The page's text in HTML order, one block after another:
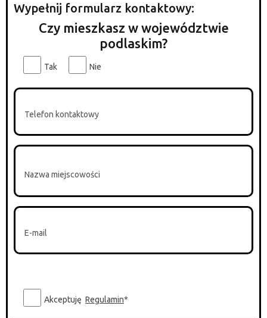
Wypełnij formularz kontaktowy:
Czy mieszkasz w województwie
podlaskim?
Tak Nie
Akceptuję Regulamin*